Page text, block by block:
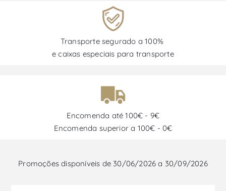
Transporte segurado a 100%
e caixas especiais para transporte
Encomenda até 100€ - 9€
Encomenda superior a 100€ - 0€
Promoções disponíveis de 30/06/2026 a 30/09/2026